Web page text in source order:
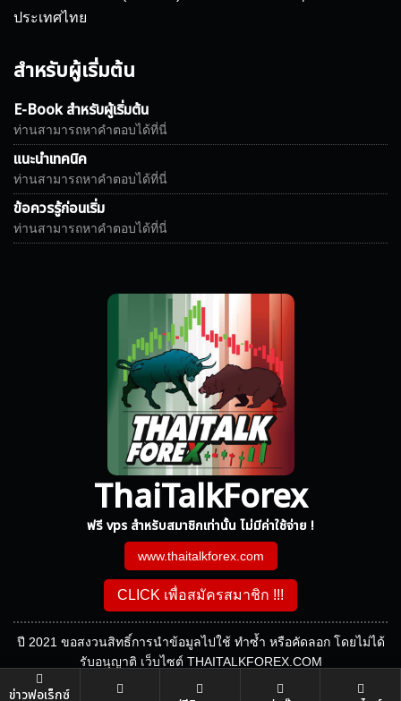
ประเทศไทย
สำหรับผู้เริ่มต้น
E-Book สำหรับผู้เริ่มต้น
ท่านสามารถหาคำตอบได้ที่นี่
แนะนำเทคนิค
ท่านสามารถหาคำตอบได้ที่นี่
ข้อควรรู้ก่อนเริ่ม
ท่านสามารถหาคำตอบได้ที่นี่
ThaiTalkForex
ฟรี vps สำหรับสมาชิกเท่านั้น ไม่มีค่าใช้จ่าย !
www.thaitalkforex.com
CLICK เพื่อสมัครสมาชิก !!!
ปี 2021 ขอสงวนสิทธิ์การนำข้อมูลไปใช้ ทำซ้ำ หรือคัดลอก โดยไม่ได้
รับอนุญาติ เว็บไซต์ THAITALKFOREX.COM
ข่าวฟอเร็กซ์